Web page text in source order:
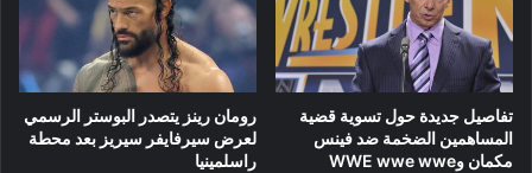
تفاصيل جديدة حول تسوية قضية
المساهمين الضخمة ضد فينس
مكمان وWWE wwe wwe
رومان رينز يتصدر البوستر الرسمي
لعرض سيرفايفر سيريز بعد محطة
راسلمينيا